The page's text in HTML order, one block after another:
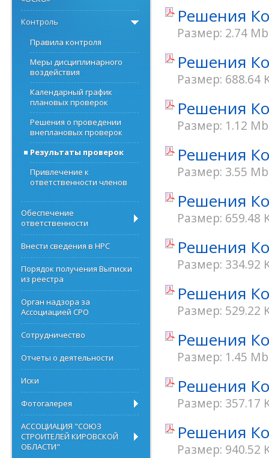
Решения
Размер: 2.74 Mb
Решения
Размер: 688.64
Решения
Размер: 1.12 Mb
Решения
Размер: 3.55 Mb
Решения
Размер: 659.48
Решения
Размер: 334.92
Решения
Размер: 529.22
Решения
Размер: 1.45 Mb
Решения
Размер: 357.17
Решения
Размер: 940.52
Контроль
Правила контроля
Меры дисциплинарного
воздействия
Календарный график
плановых проверок
Решения о проведении
внеплановых проверок
Результаты проверок
Привлечение к
ответственности членов
Обеспечение
ответственности
Внести сведения в НРС
Порядок получения Выписки
из реестра
Орган надзора за
Ассоциацией СРО
Сотрудничество
Отчеты о деятельности
Иски
Фотогалерея
АССОЦИАЦИЯ "СОЮЗ
СТРОИТЕЛЕЙ КИРОВСКОЙ
ОБЛАСТИ"